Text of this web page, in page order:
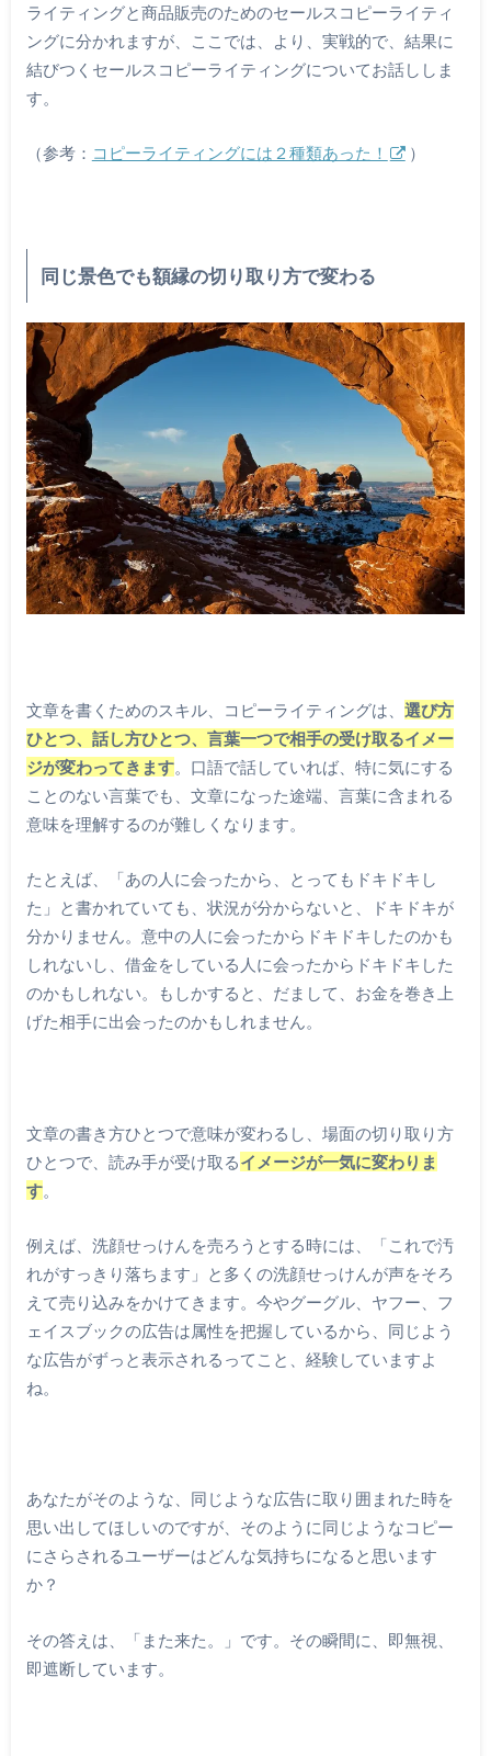
ライティングと商品販売のためのセールスコピーライティ
ングに分かれますが、ここでは、より、実戦的で、結果に
結びつくセールスコピーライティングについてお話ししま
す。
（参考： コピーライティングには２種類あった！ ）
同じ景色でも額縁の切り取り方で変わる
文章を書くためのスキル、コピーライティングは、 選び方
ひとつ、話し方ひとつ、言葉一つで相手の受け取るイメー
ジが変わってきます。口語で話していれば、特に気にする
ことのない言葉でも、文章になった途端、言葉に含まれる
意味を理解するのが難しくなります。
たとえば、「あの人に会ったから、とってもドキドキし
た」と書かれていても、状況が分からないと、ドキドキが
分かりません。意中の人に会ったからドキドキしたのかも
しれないし、借金をしている人に会ったからドキドキした
のかもしれない。もしかすると、だまして、お金を巻き上
げた相手に出会ったのかもしれません。
文章の書き方ひとつで意味が変わるし、場面の切り取り方
ひとつで、読み手が受け取るイメージが一気に変わりま
す。
例えば、洗顔せっけんを売ろうとする時には、「これで汚
れがすっきり落ちます」と多くの洗顔せっけんが声をそろ
えて売り込みをかけてきます。今やグーグル、ヤフー、フ
ェイスブックの広告は属性を把握しているから、同じよう
な広告がずっと表示されるってこと、経験していますよ
ね。
あなたがそのような、同じような広告に取り囲まれた時を
思い出してほしいのですが、そのように同じようなコピー
にさらされるユーザーはどんな気持ちになると思います
か？
その答えは、「また来た。」です。その瞬間に、即無視、
即遮断しています。